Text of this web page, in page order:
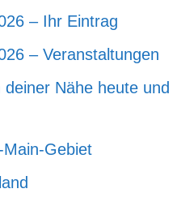
– Ihr Eintrag
– Veranstaltungen
Nähe heute und
Gebiet